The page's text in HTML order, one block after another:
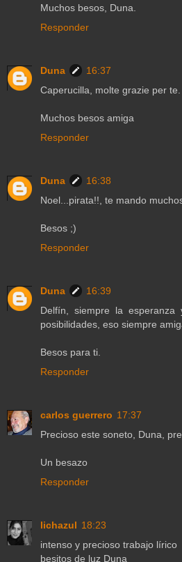
Muchos besos, Duna.
Responder
Duna
16:37
Caperucilla, molte grazie per te.
Muchos besos amiga
Responder
Duna
16:38
Noel...pirata!!, te mando
Besos ;)
Responder
Duna
16:39
Delfín, siempre la
posibilidades, eso siempre
Besos para ti.
Responder
carlos guerrero 17:37
Precioso este soneto, Duna,
Un besazo
Responder
lichazul 18:23
intenso y precioso trabajo lírico
besitos de luz Duna